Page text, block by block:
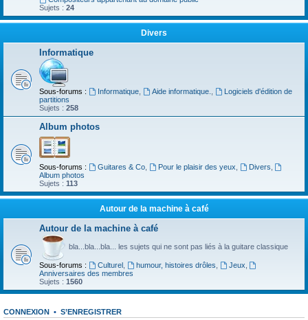
Sujets : 24
Divers
Informatique
Sous-forums : Informatique, Aide informatique.
Logiciels d'édition de
partitions
Sujets : 258
Album photos
Sous-forums : Guitares & Co, Pour le plaisir des yeux Divers
Album photos
Sujets : 113
Autour de la machine à café
Autour de la machine à café
bla...bla...bla... les sujets qui ne sont pas liés à la guitare classique
Sous-forums : Culturel, humour, histoires drôles Jeux
Anniversaires des membres
Sujets : 1560
CONNEXION • S’ENREGISTRER